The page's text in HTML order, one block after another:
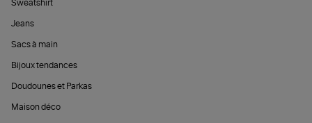
Sweatshirt
Jeans
Sacs à main
Bijoux tendances
Doudounes et Parkas
Maison déco